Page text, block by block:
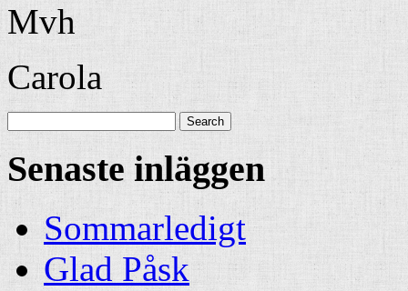
Mvh
Carola
Senaste inläggen
Sommarledigt
Glad Påsk